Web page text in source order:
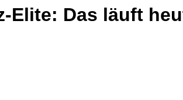
Elite: Das läuft